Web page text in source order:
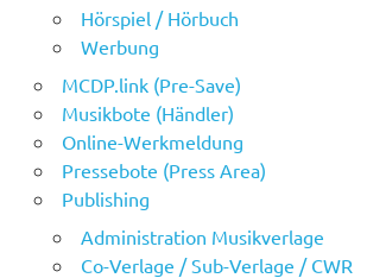
Hörspiel / Hörbuch
Werbung
MCDP.link (Pre-Save)
Musikbote (Händler)
Online-Werkmeldung
Pressebote (Press Area)
Publishing
Administration Musikverlage
Co-Verlage / Sub-Verlage / CWR